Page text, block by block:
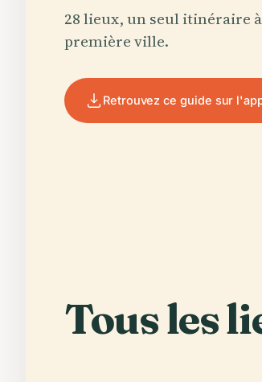
28 lieux, un seul itinéraire
première ville.
Retrouvez ce guide sur
Tous les